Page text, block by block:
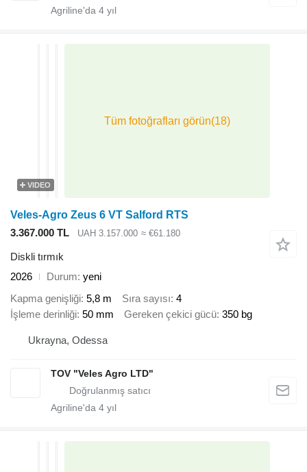
Agriline'da 4 yıl
VIDEO
Veles-Agro Zeus 6 VT Salford RTS
3.367.000 TL
UAH 3.157.000 ≈ €61.180
Diskli tırmık
2026
Durum yeni
Kapma genişliği 5,8 m Sıra sayısı 4
İşleme derinliği 50 mm Gereken çekici gücü 350 bg
Ukrayna, Odessa
TOV "Veles Agro LTD"
Agriline'da 4 yıl